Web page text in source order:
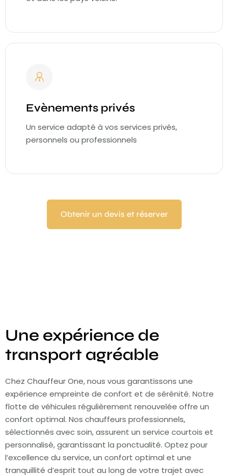
Evènements privés
Un service adapté à vos services privés,
personnels ou professionnels
Obtenir un devis et réserver
Une expérience de
transport agréable
Chez Chauffeur One, nous vous garantissons une
expérience empreinte de confort et de sérénité. Notre
flotte de véhicules régulièrement renouvelée offre un
confort optimal. Nos chauffeurs professionnels,
sélectionnés avec soin, assurent un service courtois et
personnalisé, garantissant la ponctualité. Optez pour
l’excellence du service, un confort optimal et une
tranquillité d’esprit tout au long de votre trajet avec